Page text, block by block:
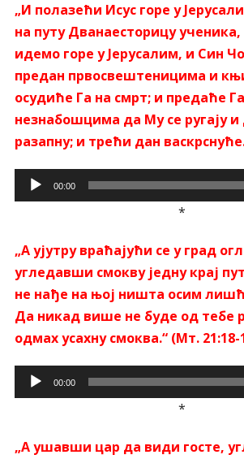
„И полазећи Исус горе у
на путу Дванаесторицу
идемо горе у Јерусалим, и Син
предан првосвештеницима и
осудиће Га на смрт; и предаће Га
незнабошцима да Му се ругају и
разапну; и трећи дан
Прегледач
звучних
00:00
*
„А ујутру враћајући се у град
угледавши смокву једну крај
не нађе на њој ништа осим
Да никад више не буде од тебе
одмах усахну смоква.“ (Мт. 21:18-
Прегледач
звучних
00:00
*
„А ушавши цар да види госте,